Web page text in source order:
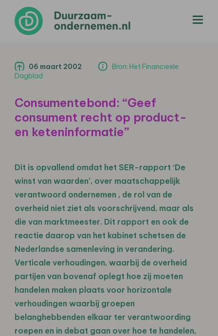
06 maart 2002
Bron: Het Financieele
Dagblad
Consumentebond: “Geef
consument recht op product-
en keteninformatie”
Dit is opvallend omdat het SER-rapport ‘De
winst van waarden’, over maatschappelijk
verantwoord ondernemen , de rol van de
overheid niet ziet als voorschrijvend, maar als
die van marktmeester. Dit rapport en ook de
reactie daarop van het kabinet schetsen de
Nederlandse samenleving in verandering.
Verticale verhoudingen, waarbij de overheid
partijen van bovenaf oplegt hoe zij moeten
handelen maken plaats voor horizontale
verhoudingen waarbij groepen
belanghebbenden elkaar ter verantwoording
roepen en in debat gaan over hoe te handelen,